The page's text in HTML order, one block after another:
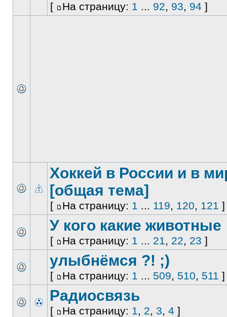
[ На страницу: 1 ... 92, 93, 94 ]
Хоккей в России и в
[общая тема]
[ На страницу: 1 ... 119, 120, 121 ]
У кого какие животные
[ На страницу: 1 ... 21, 22, 23 ]
улыбнёмся ?! ;)
[ На страницу: 1 ... 509, 510, 511 ]
Радиосвязь
[ На страницу: 1, 2, 3, 4 ]